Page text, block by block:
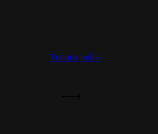
Trauma práce